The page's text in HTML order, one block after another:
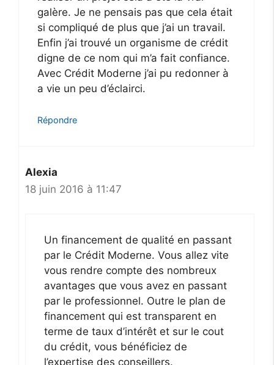
galère. Je ne pensais pas que cela était
si compliqué de plus que j’ai un travail.
Enfin j’ai trouvé un organisme de crédit
digne de ce nom qui m’a fait confiance.
Avec Crédit Moderne j’ai pu redonner à
a vie un peu d’éclairci.
Répondre
Alexia
18 juin 2016 à 11:47
Un financement de qualité en passant
par le Crédit Moderne. Vous allez vite
vous rendre compte des nombreux
avantages que vous avez en passant
par le professionnel. Outre le plan de
financement qui est transparent en
terme de taux d’intérêt et sur le cout
du crédit, vous bénéficiez de
l’expertise des conseillers.